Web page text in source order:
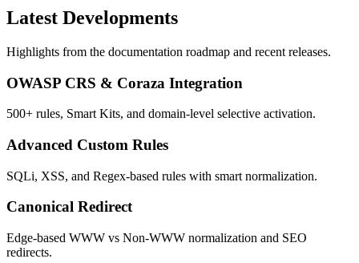
Latest Developments
Highlights from the documentation roadmap and recent releases.
OWASP CRS & Coraza Integration
500+ rules, Smart Kits, and domain-level selective activation.
Advanced Custom Rules
SQLi, XSS, and Regex-based rules with smart normalization.
Canonical Redirect
Edge-based WWW vs Non-WWW normalization and SEO
redirects.